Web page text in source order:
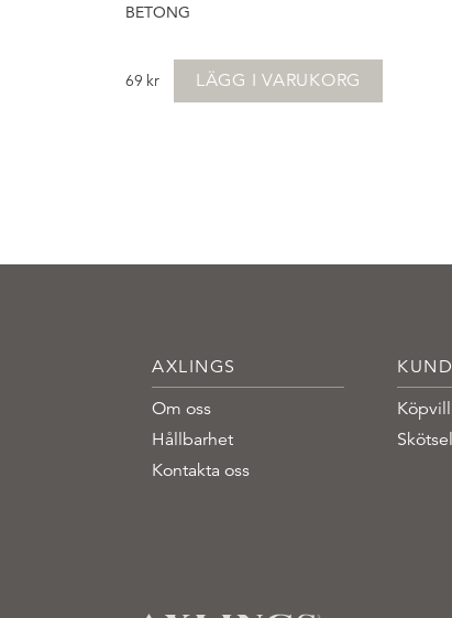
BETONG
69 kr LÄGG I VARUKORG
AXLINGS
Om oss
Hållbarhet
Kontakta oss